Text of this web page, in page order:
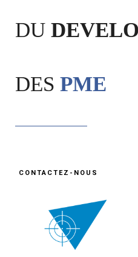
DU
DES PME
CONTACTEZ-NOUS